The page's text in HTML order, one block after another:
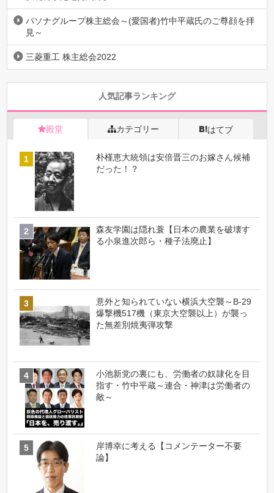
パソナグループ株主総会～(愛国者)竹中平蔵氏のご尊顔を拝
見～
三菱重工 株主総会2022
人気記事ランキング
殿堂 カテゴリー はてブ
朴槿恵大統領は安倍晋三のお嫁さん候補
だった！？
森友学園は隠れ蓑【日本の農業を破壊す
る小泉進次郎ら・種子法廃止】
意外と知られていない横浜大空襲～B-29
爆撃機517機（東京大空襲以上）が襲っ
た無差別焼夷弾攻撃
小池新党の裏にも、労働者の奴隷化を目
指す・竹中平蔵～連合・神津は労働者の
敵～
岸博幸に考える【コメンテーター不要
論】